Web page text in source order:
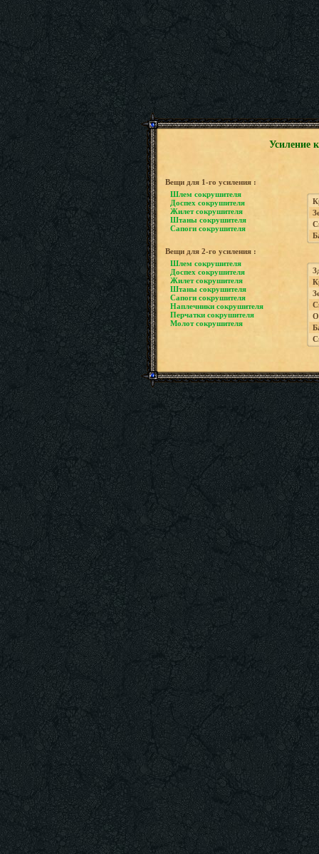
Усиление
Вещи для 1-го усиления :
Шлем сокрушителя
Доспех сокрушителя
Жилет сокрушителя
Штаны сокрушителя
Сапоги сокрушителя
Вещи для 2-го усиления :
Шлем сокрушителя
Доспех сокрушителя
Жилет сокрушителя
Штаны сокрушителя
Сапоги сокрушителя
Наплечники сокрушителя
Перчатки сокрушителя
Молот сокрушителя